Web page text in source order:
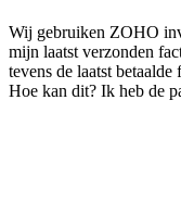
Wij gebruiken ZOHO
mijn laatst verzonden
tevens de laatst
Hoe kan dit? Ik heb de